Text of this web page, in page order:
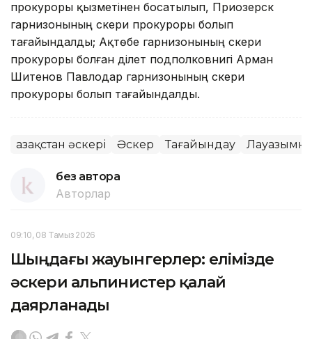
прокуроры қызметінен босатылып, Приозерск
гарнизонының әскери прокуроры болып
тағайындалды; Ақтөбе гарнизонының әскери
прокуроры болған әділет подполковнигі Арман
Шитенов Павлодар гарнизонының әскери
прокуроры болып тағайындалды.
Қазақстан әскері Әскер Тағайындау
без автора
Авторлар
09:10, 08 Тамыз 2026
Шыңдағы жауынгерлер: елімізде
әскери альпинистер қалай
даярланады